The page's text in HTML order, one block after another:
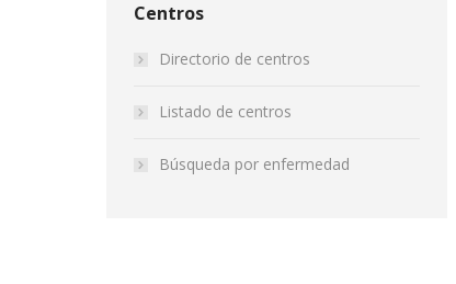
Centros
Directorio de centros
Listado de centros
Búsqueda por enfermedad